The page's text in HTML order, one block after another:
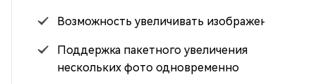
Возможность увеличивать изображения
Поддержка пакетного увеличения
нескольких фото одновременно